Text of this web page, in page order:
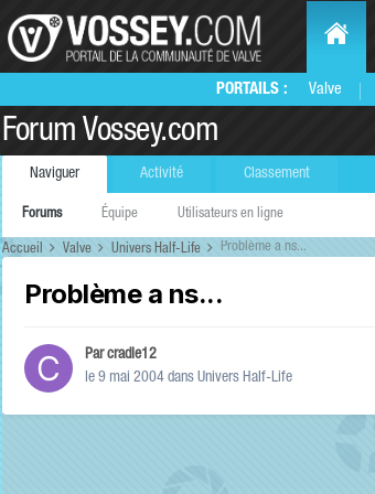
PORTAILS : Valve
Forum Vossey.com
Naviguer
Forums Équipe Utilisateurs en ligne
Activité Classement
Accueil Valve Univers Half-Life Problème a ns...
Problème a ns...
Parcradle12
le 9 mai 2004 dans Univers Half-Life